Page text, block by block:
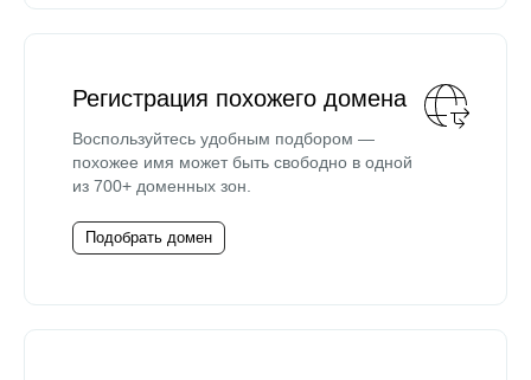
Регистрация похожего домена
Воспользуйтесь удобным подбором —
похожее имя может быть свободно в одной
из 700+ доменных зон.
Подобрать домен